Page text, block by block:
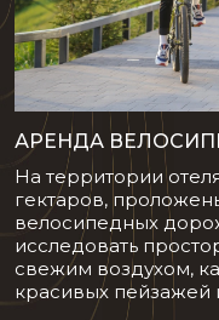
АРЕНДА
На территории
гектаров,
велосипедных
исследовать
свежим воздухом,
красивых пейзажей